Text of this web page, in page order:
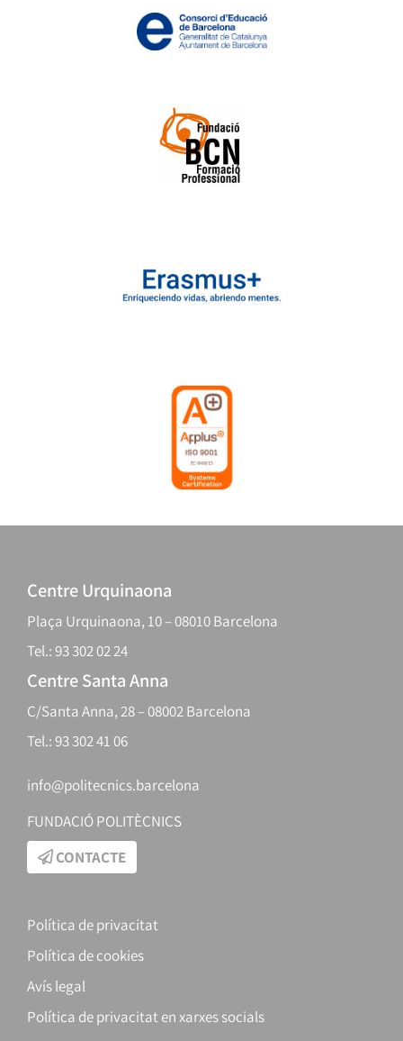
Centre Urquinaona
Plaça Urquinaona, 10 – 08010 Barcelona
Tel.: 93 302 02 24
Centre Santa Anna
C/Santa Anna, 28 – 08002 Barcelona
Tel.: 93 302 41 06
info@politecnics.barcelona
FUNDACIÓ POLITÈCNICS
CONTACTE
Política de privacitat
Política de cookies
Avís legal
Política de privacitat en xarxes socials